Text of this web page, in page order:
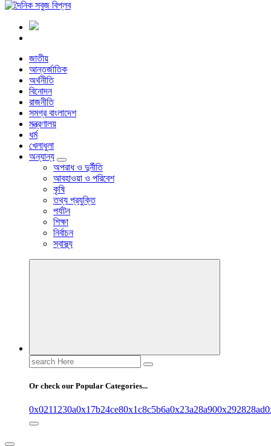
বাংলা নিউজ পেপার
জাতীয়
আন্তর্জাতিক
অর্থনীতি
বিনোদন
রাজনীতি
সমগ্র বাংলাদেশ
মন্ত্রণালয়
ধর্ম
খেলাধুলা
অন্যান্য
অপরাধ ও দুর্নীতি
আবহাওয়া ও পরিবেশ
কৃষি
তথ্য প্রযুক্তি
পর্যটন
শিক্ষা
নির্বাচন
স্বাস্থ্য
Search
for:
Or check our Popular Categories...
0x0211230a0x17b24ce80x1c8c5b6a0x23a28a900x292828ad